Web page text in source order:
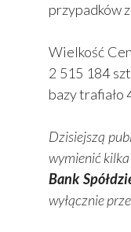
przypadków
Wielkość
2 515 184
bazy trafiało
Dzisiejszą
wymienić
Bank
wyłącznie